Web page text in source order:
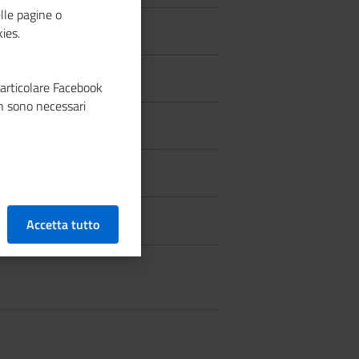
pagine o
Facebook
sono necessari
Accetta tutto